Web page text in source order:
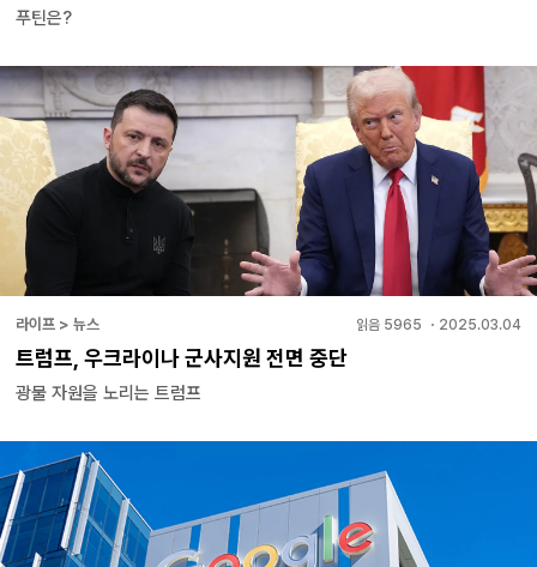
푸틴은?
라이프 > 뉴스 읽음 5965 ・ 2025.03.04
트럼프, 우크라이나 군사지원 전면 중단
광물 자원을 노리는 트럼프